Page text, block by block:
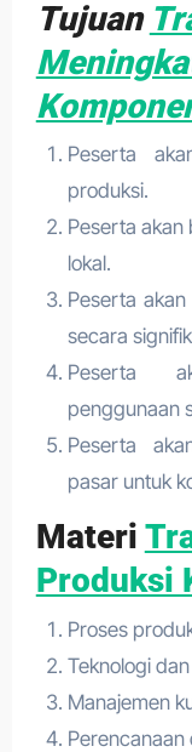
Tujuan
Peserta
produksi.
Peserta akan
lokal.
Peserta
secara
Peserta
penggunaan
Peserta
pasar untuk
Materi
Produksi
Proses
Teknologi
Manajemen
Perencanaan